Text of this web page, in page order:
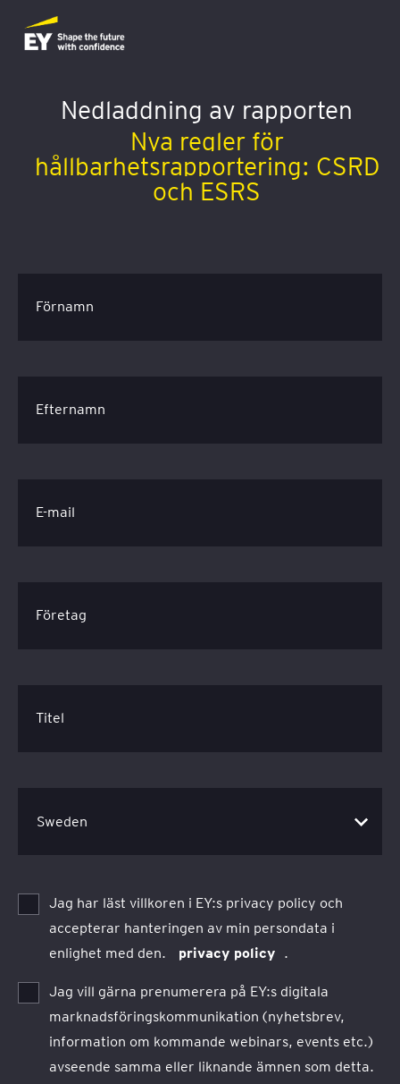
Nedladdning av rapporten
Nya regler för
hållbarhetsrapportering: CSRD
och ESRS
Förnamn
Efternamn
E-mail
Företag
Titel
Jag har läst villkoren i EY:s privacy policy och
accepterar hanteringen av min persondata i
enlighet med den.
privacy policy .
Jag vill gärna prenumerera på EY:s digitala
marknadsföringskommunikation (nyhetsbrev,
information om kommande webinars, events etc.)
avseende samma eller liknande ämnen som detta.